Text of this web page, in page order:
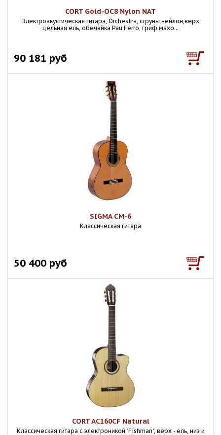
CORT Gold-OC8 Nylon NAT
Электроакустическая гитара, Orchestra, струны нейлон,верх
цельная ель, обечайка Pau Ferro, гриф махо...
90 181 руб
SIGMA CM-6
Классическая гитара
50 400 руб
CORT AC160CF Natural
Класcическая гитара с электроникой "Fishman", верх - ель, низ и